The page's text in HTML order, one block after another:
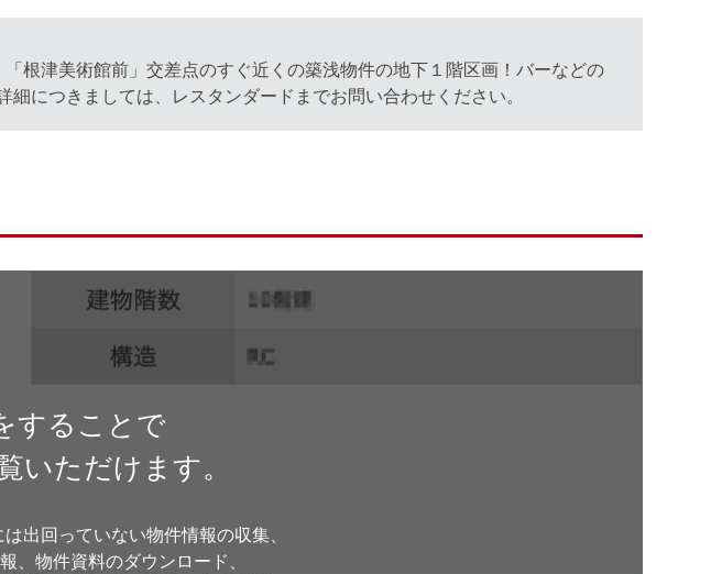
根津美術館前」交差点のすぐ近くの築浅物件の地下１階区画！バーなどの
につきましては、レスタンダードまでお問い合わせください。
することで
いただけます。
出回っていない物件情報の収集、
、物件資料のダウンロード、